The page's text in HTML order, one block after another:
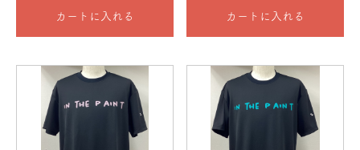
カートに入れる カートに入れる